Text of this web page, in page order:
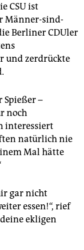
CSU ist
Männer-sind-
Berliner CDUler
und zerdrückte
Spießer –
noch
interessiert
natürlich nie
Mal hätte
gar nicht
essen!“, rief
ekligen